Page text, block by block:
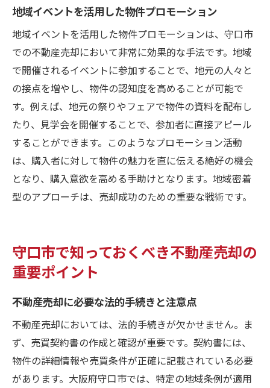
地域イベントを活用した物件プロモーション
地域イベントを活用した物件プロモーションは、守口市
での不動産売却において非常に効果的な手法です。地域
で開催されるイベントに参加することで、地元の人々と
の接点を増やし、物件の認知度を高めることが可能で
す。例えば、地元の祭りやフェアで物件の資料を配布し
たり、見学会を開催することで、参加者に直接アピール
することができます。このようなプロモーション活動
は、購入者に対して物件の魅力を直に伝える絶好の機会
となり、購入意欲を高める手助けとなります。地域密着
型のアプローチは、売却成功のための重要な戦術です。
守口市で知っておくべき不動産売却の
重要ポイント
不動産売却に必要な法的手続きと注意点
不動産売却においては、法的手続きが欠かせません。ま
ず、売買契約書の作成と確認が重要です。契約書には、
物件の詳細情報や売買条件が正確に記載されている必要
があります。大阪府守口市では、特定の地域条例が適用